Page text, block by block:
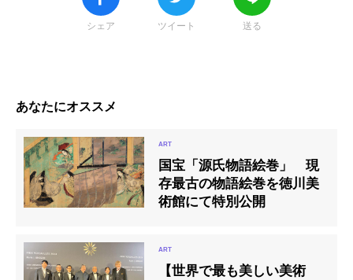
シェア ツイート 送る
あなたにオススメ
国宝「源氏物語絵巻」 現
存最古の物語絵巻を徳川美
術館にて特別公開
【世界で最も美しい美術